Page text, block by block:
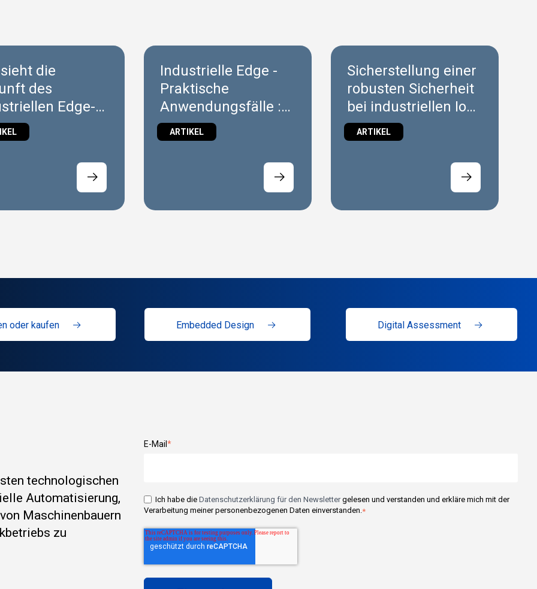
die
des
Edge-
aus?
Industrielle Edge -
Praktische
Anwendungsfälle :
CNC
ARTIKEL
Sicherstellung einer
robusten Sicherheit
bei industriellen IoT-
Plattformen: Ein
Leitfaden für
Maschinenbauer
ARTIKEL
oder kaufen Embedded Design Digital Assessment
technologischen
Automatisierung,
Maschinenbauern
zu
E-Mail*
Ich habe die Datenschutzerklärung für den Newslettergelesen und verstanden und erkläre mich mit der
Verarbeitung meiner personenbezogenen Daten einverstanden.*